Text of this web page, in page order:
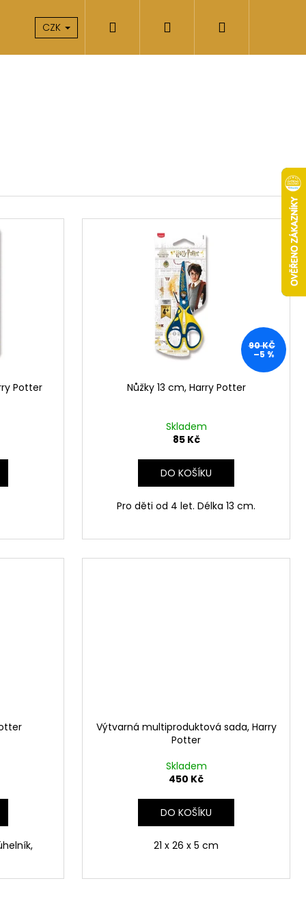
O nás
CZK Přihlášení
Potter
90 KČ
–5 %
Nůžky 13 cm, Harry Potter
Skladem
85 Kč
DO KOŠÍKU
Pro děti od 4 let. Délka 13 cm.
Výtvarná multiproduktová sada, Harry
Potter
Skladem
450 Kč
DO KOŠÍKU
21 x 26 x 5 cm
Následující